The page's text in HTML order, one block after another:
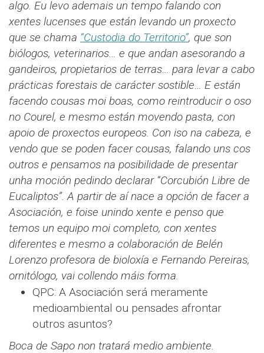
algo. Eu levo ademais un tempo falando con
xentes lucenses que están levando un proxecto
que se chama “Custodia do Territorio”, que son
biólogos, veterinarios… e que andan asesorando a
gandeiros, propietarios de terras… para levar a cabo
prácticas forestais de carácter sostible… E están
facendo cousas moi boas, como reintroducir o oso
no Courel, e mesmo están movendo pasta, con
apoio de proxectos europeos. Con iso na cabeza, e
vendo que se poden facer cousas, falando uns cos
outros e pensamos na posibilidade de presentar
unha moción pedindo declarar “Corcubión Libre de
Eucaliptos”. A partir de aí nace a opción de facer a
Asociación, e foise unindo xente e penso que
temos un equipo moi completo, con xentes
diferentes e mesmo a colaboración de Belén
Lorenzo profesora de bioloxía e Fernando Pereiras,
ornitólogo, vai collendo máis forma.
QPC: A Asociación será meramente
medioambiental ou pensades afrontar
outros asuntos?
Boca de Sapo non tratará medio ambiente.